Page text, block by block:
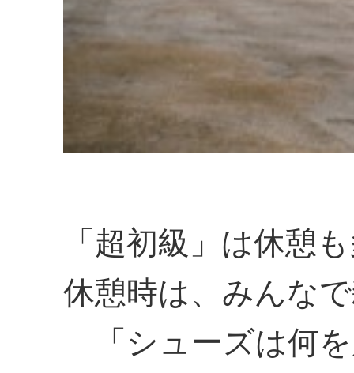
「超初級」は休憩
休憩時は、みんな
「シューズは何